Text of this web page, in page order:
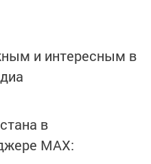
и интересным в
в
MАХ: